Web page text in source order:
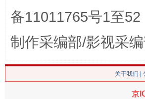
习近平的博鳌关键词
备11011765号1至
制作采编部/影视采
关于我们
京